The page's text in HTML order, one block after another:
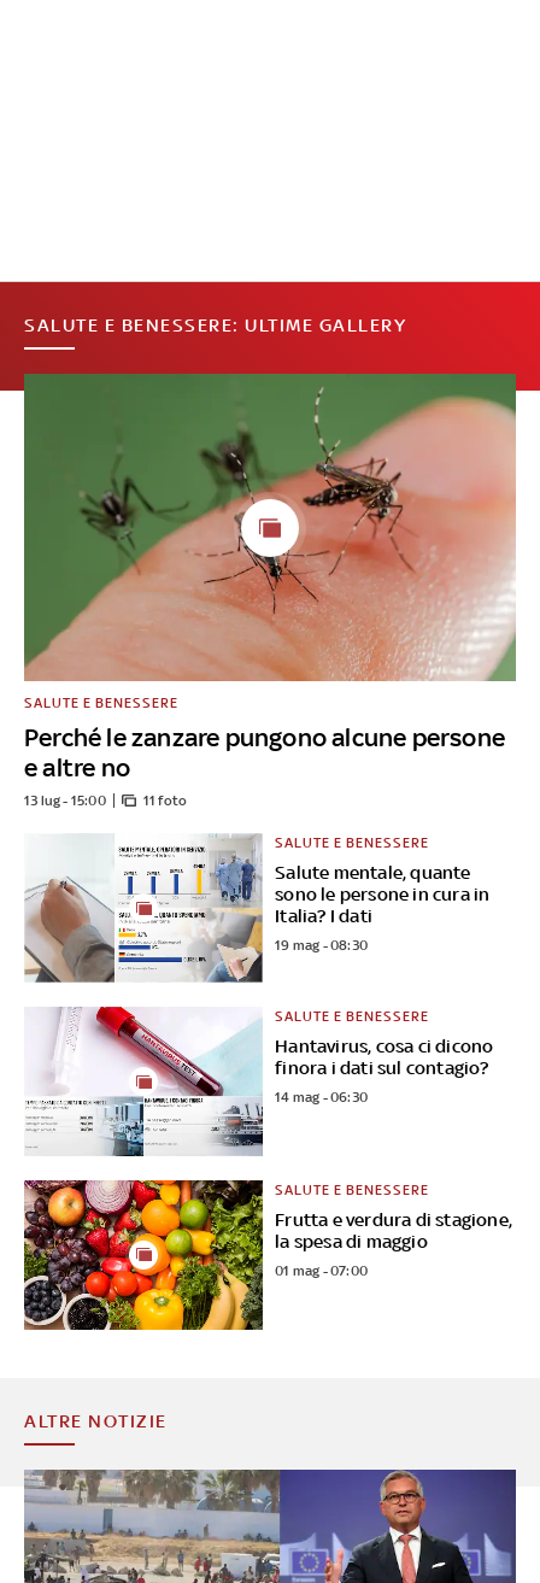
SALUTE E BENESSERE: ULTIME GALLERY
Perché le zanzare pungono alcune persone
e altre no
SALUTE E BENESSERE
13 lug - 15:00 11 foto
Salute mentale, quante
sono le persone in cura in
Italia? I dati
SALUTE E BENESSERE
19 mag - 08:30
Hantavirus, cosa ci dicono
finora i dati sul contagio?
SALUTE E BENESSERE
14 mag - 06:30
Frutta e verdura di stagione,
la spesa di maggio
SALUTE E BENESSERE
01 mag - 07:00
ALTRE NOTIZIE